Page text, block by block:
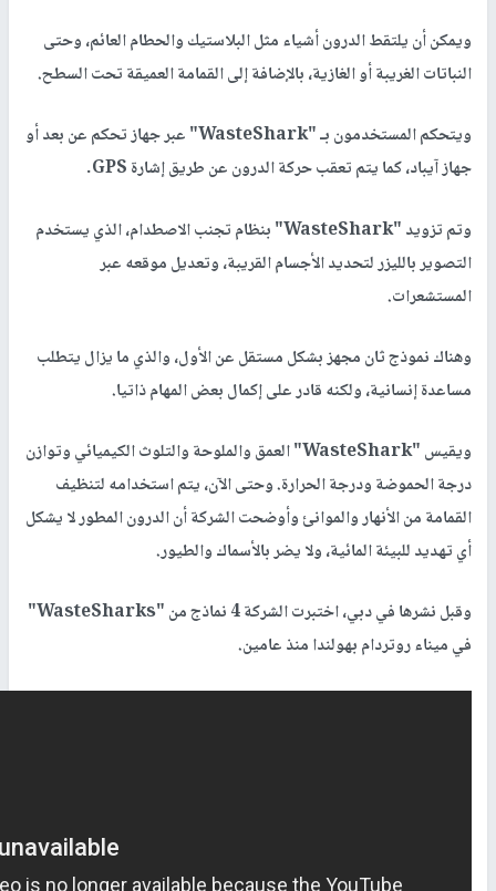
ويمكن أن يلتقط الدرون أشياء مثل البلاستيك والحطام العائم، وحتى
النباتات الغريبة أو الغازية، بالإضافة إلى القمامة العميقة تحت السطح.
ويتحكم المستخدمون بـ "WasteShark" عبر جهاز تحكم عن بعد أو
جهاز آيباد، كما يتم تعقب حركة الدرون عن طريق إشارة GPS.
وتم تزويد "WasteShark" بنظام تجنب الاصطدام، الذي يستخدم
التصوير بالليزر لتحديد الأجسام القريبة، وتعديل موقعه عبر
المستشعرات.
وهناك نموذج ثان مجهز بشكل مستقل عن الأول، والذي ما يزال يتطلب
مساعدة إنسانية، ولكنه قادر على إكمال بعض المهام ذاتيا.
ويقيس "WasteShark" العمق والملوحة والتلوث الكيميائي وتوازن
درجة الحموضة ودرجة الحرارة. وحتى الآن، يتم استخدامه لتنظيف
القمامة من الأنهار والموانئ وأوضحت الشركة أن الدرون المطور لا يشكل
أي تهديد للبيئة المائية، ولا يضر بالأسماك والطيور.
وقبل نشرها في دبي، اختبرت الشركة 4 نماذج من "WasteSharks"
في ميناء روتردام بهولندا منذ عامين.